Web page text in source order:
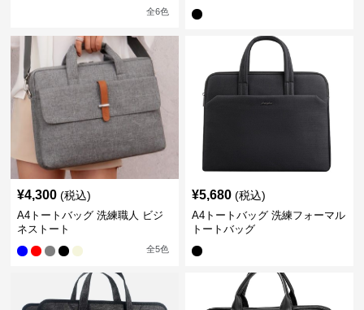
全6色
¥4,300 (税込)
A4トートバッグ 洗練職人 ビジ
ネストート
全5色
¥5,680 (税込)
A4トートバッグ 洗練フォーマル
トートバッグ